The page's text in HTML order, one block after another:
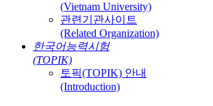
(Vietnam University)
관련기관사이트
(Related Organization)
한국어능력시험
(TOPIK)
토픽(TOPIK) 안내
(Introduction)